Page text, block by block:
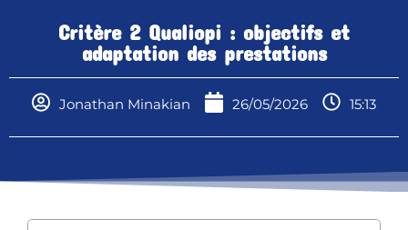
Critère 2 Qualiopi : objectifs et
adaptation des prestations
Jonathan Minakian 26/05/2026 15:13